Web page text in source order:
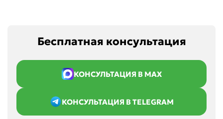
Бесплатная консультация
КОНСУЛЬТАЦИЯ В MAX
КОНСУЛЬТАЦИЯ В TELEGRAM